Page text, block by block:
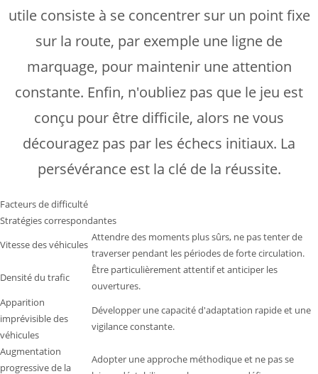
utile consiste à se concentrer sur un point fixe
sur la route, par exemple une ligne de
marquage, pour maintenir une attention
constante. Enfin, n'oubliez pas que le jeu est
conçu pour être difficile, alors ne vous
découragez pas par les échecs initiaux. La
persévérance est la clé de la réussite.
Facteurs de difficulté
Stratégies correspondantes
Vitesse des véhicules
Attendre des moments plus sûrs, ne pas tenter de
traverser pendant les périodes de forte circulation.
Densité du trafic
Être particulièrement attentif et anticiper les
ouvertures.
Apparition
imprévisible des
véhicules
Développer une capacité d'adaptation rapide et une
vigilance constante.
Augmentation
progressive de la
Adopter une approche méthodique et ne pas se